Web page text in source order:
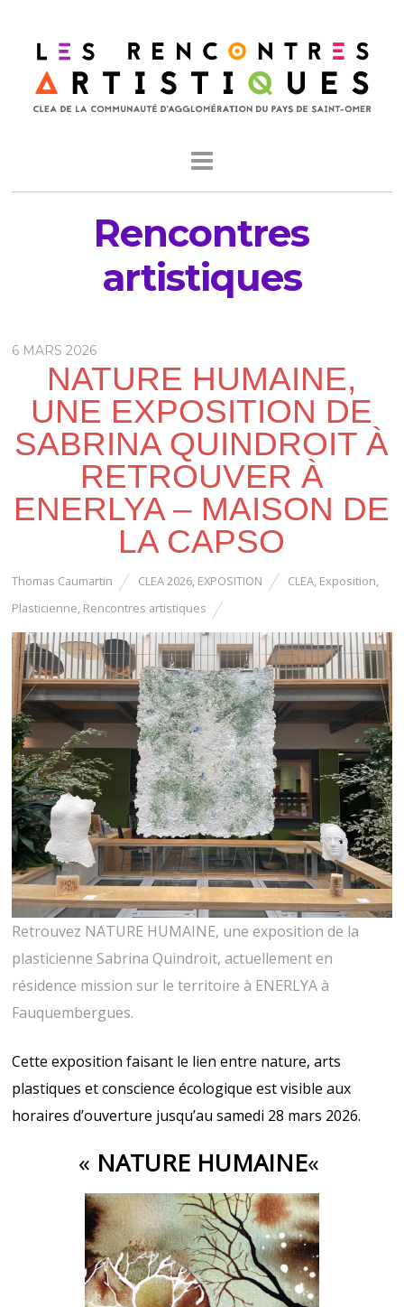
Rencontres
artistiques
6 MARS 2026
NATURE HUMAINE,
UNE EXPOSITION DE
SABRINA QUINDROIT À
RETROUVER À
ENERLYA – MAISON DE
LA CAPSO
Thomas Caumartin CLEA 2026, EXPOSITION CLEA, Exposition,
Plasticienne, Rencontres artistiques
Retrouvez NATURE HUMAINE, une exposition de la
plasticienne Sabrina Quindroit, actuellement en
résidence mission sur le territoire à ENERLYA à
Fauquembergues.
Cette exposition faisant le lien entre nature, arts
plastiques et conscience écologique est visible aux
horaires d’ouverture jusqu’au samedi 28 mars 2026.
« NATURE HUMAINE«